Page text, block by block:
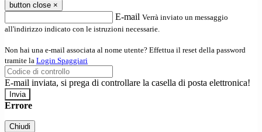
button close ×
E-mail Verrà inviato un messaggio
all'indirizzo indicato con le istruzioni necessarie.
Non hai una e-mail associata al nome utente? Effettua il reset della password
tramite la Login Spaggiari
E-mail inviata, si prega di controllare la casella di posta elettronica!
Errore
Chiudi